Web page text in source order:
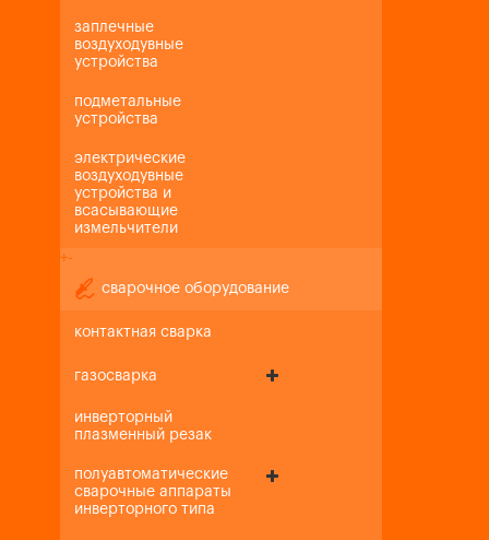
заплечные
воздуходувные
устройства
подметальные
устройства
электрические
воздуходувные
устройства и
всасывающие
измельчители
+-
сварочное оборудование
контактная сварка
газосварка
инверторный
плазменный резак
полуавтоматические
сварочные аппараты
инверторного типа